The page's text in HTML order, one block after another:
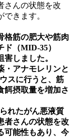
さんの状態を改
きます。
格筋の肥大や筋肉
（MID-35）
しました。
アナモレリンと
スに行うと、筋
餌摂取量を増加さ
れたがん悪液質
者さんの状態を改
可能性もあり、今